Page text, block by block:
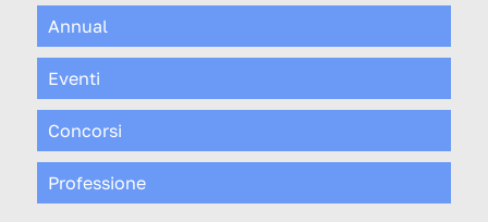
Annual
Eventi
Concorsi
Professione